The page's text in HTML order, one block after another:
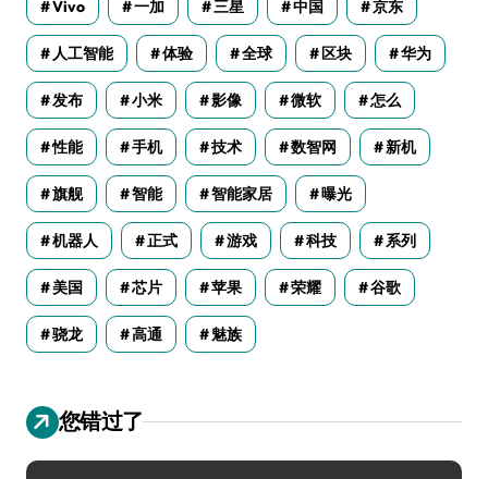
Vivo 一加 三星 中国 京东
人工智能 体验 全球 区块 华为
发布 小米 影像 微软 怎么
性能 手机 技术 数智网 新机
旗舰 智能 智能家居 曝光
机器人 正式 游戏 科技 系列
美国 芯片 苹果 荣耀 谷歌
骁龙 高通 魅族
您错过了